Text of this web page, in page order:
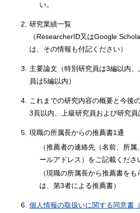
い。
2.
研究業績一覧
（ResearcherID又はGoogle
は、その情報も付記ください）
3.
主要論文（特別研究員は3編以内
員は5編以内）
4.
これまでの研究内容の概要と今後
3頁以内、上級研究員および研究員
5. 現職の所属長からの推薦書1通
（推薦者の連絡先（名前、所
ールアドレス）をご記載くださ
（現職の所属長から推薦書を
は、第3者による推薦書）
6. 個人情報の取扱いに関する同意書